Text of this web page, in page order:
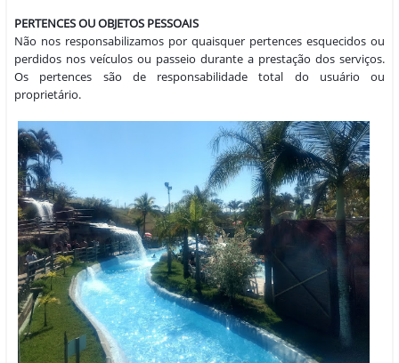
PERTENCES OU OBJETOS PESSOAIS
Não nos responsabilizamos por quaisquer pertences esquecidos ou
perdidos nos veículos ou passeio durante a prestação dos serviços.
Os pertences são de responsabilidade total do usuário ou
proprietário.